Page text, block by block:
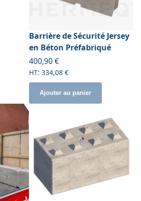
Barrière de Sécurité Jersey
en Béton Préfabriqué
À partir de
400,90 €
334,08 €
Ajouter au panier